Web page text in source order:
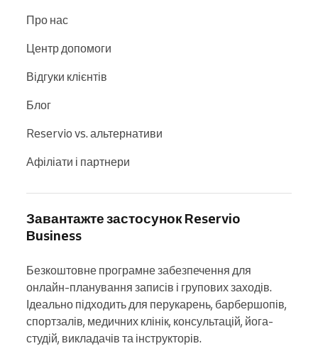
Про нас
Центр допомоги
Відгуки клієнтів
Блог
Reservio vs. альтернативи
Афіліати і партнери
Завантажте застосунок Reservio
Business
Безкоштовне програмне забезпечення для
онлайн-планування записів і групових заходів.
Ідеально підходить для перукарень, барбершопів,
спортзалів, медичних клінік, консультацій, йога-
студій, викладачів та інструкторів.